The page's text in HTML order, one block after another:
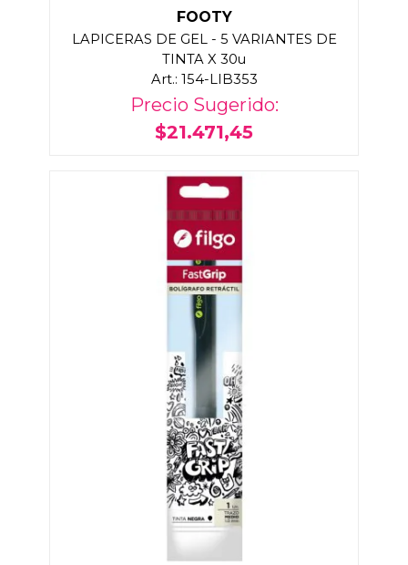
FOOTY
LAPICERAS DE GEL - 5 VARIANTES DE
TINTA X 30u
Art.: 154-LIB353
Precio Sugerido:
$21.471,45